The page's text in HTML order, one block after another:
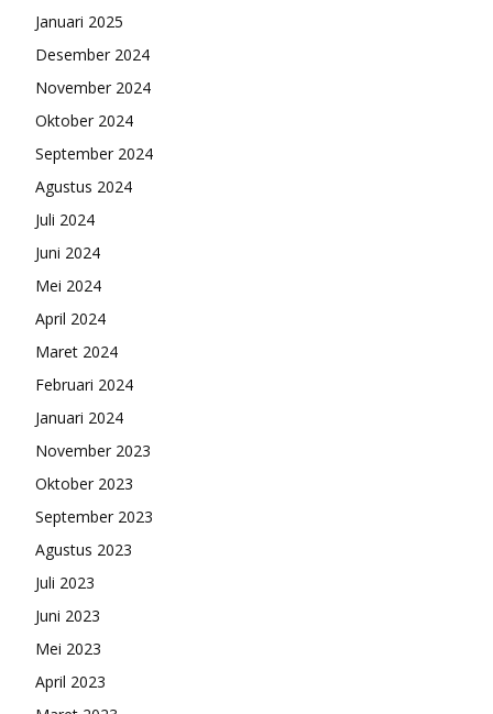
Januari 2025
Desember 2024
November 2024
Oktober 2024
September 2024
Agustus 2024
Juli 2024
Juni 2024
Mei 2024
April 2024
Maret 2024
Februari 2024
Januari 2024
November 2023
Oktober 2023
September 2023
Agustus 2023
Juli 2023
Juni 2023
Mei 2023
April 2023